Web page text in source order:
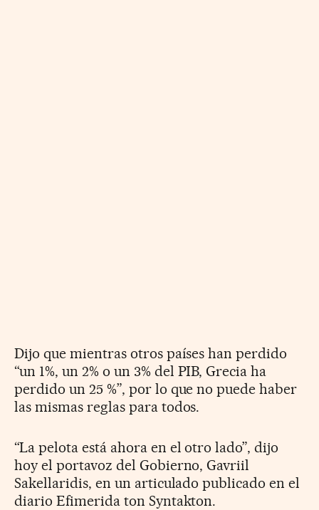
Dijo que mientras otros países han perdido
“un 1%, un 2% o un 3% del PIB, Grecia ha
perdido un 25 %”, por lo que no puede haber
las mismas reglas para todos.
“La pelota está ahora en el otro lado”, dijo
hoy el portavoz del Gobierno, Gavriil
Sakellaridis, en un articulado publicado en el
diario Efimerida ton Syntakton.